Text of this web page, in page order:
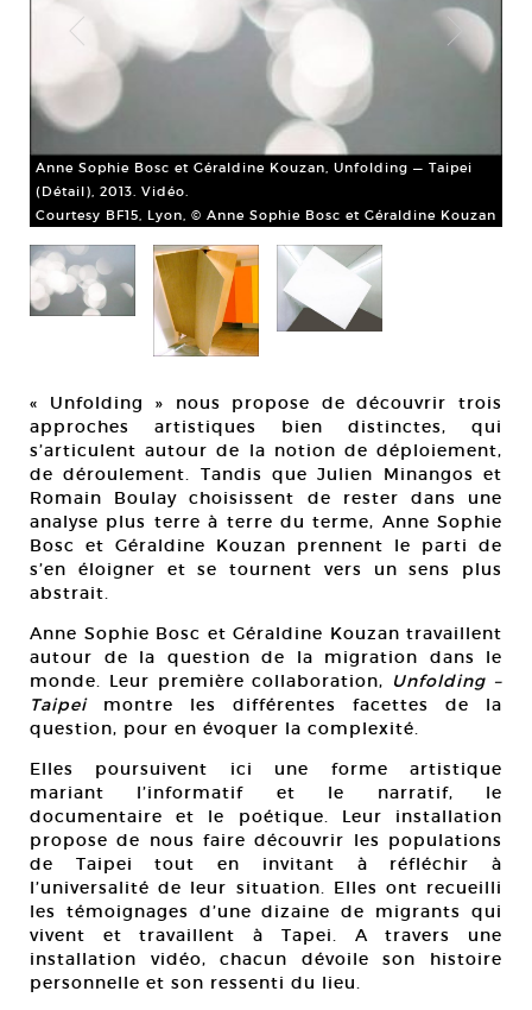
Anne Sophie Bosc et Géraldine Kouzan, Unfolding — Taipei
(Détail), 2013. Vidéo.
Courtesy BF15, Lyon, © Anne Sophie Bosc et Géraldine Kouzan
« Unfolding » nous propose de découvrir trois
approches artistiques bien distinctes, qui
s’articulent autour de la notion de déploiement,
de déroulement. Tandis que Julien Minangos et
Romain Boulay choisissent de rester dans une
analyse plus terre à terre du terme, Anne Sophie
Bosc et Géraldine Kouzan prennent le parti de
s’en éloigner et se tournent vers un sens plus
abstrait.
Anne Sophie Bosc et Géraldine Kouzan travaillent
autour de la question de la migration dans le
monde. Leur première collaboration, Unfolding –
Taipeimontre les différentes facettes de la
question, pour en évoquer la complexité.
Elles poursuivent ici une forme artistique
mariant l’informatif et le narratif, le
documentaire et le poétique. Leur installation
propose de nous faire découvrir les populations
de Taipei tout en invitant à réfléchir à
l’universalité de leur situation. Elles ont recueilli
les témoignages d’une dizaine de migrants qui
vivent et travaillent à Tapei. A travers une
installation vidéo, chacun dévoile son histoire
personnelle et son ressenti du lieu.